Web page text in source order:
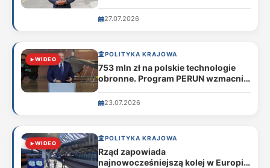
27.07.2026
WIDEO
POLITYKA KRAJOWA
753 mln zł na polskie technologie
obronne. Program PERUN wzmacnia
23.07.2026
WIDEO
POLITYKA KRAJOWA
Rząd zapowiada
najnowocześniejszą kolej w Europie: